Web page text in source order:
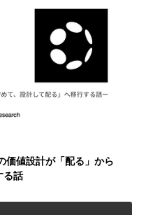
値設計が「配る」から
る話